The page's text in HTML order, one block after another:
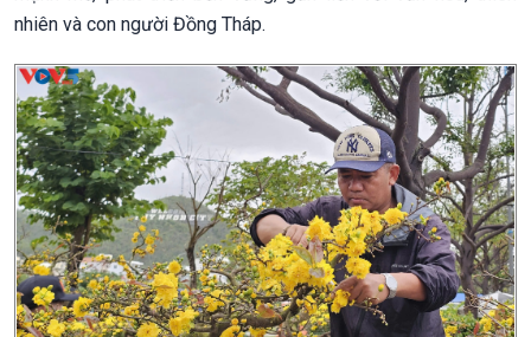
nhiên và con người Đồng Tháp.